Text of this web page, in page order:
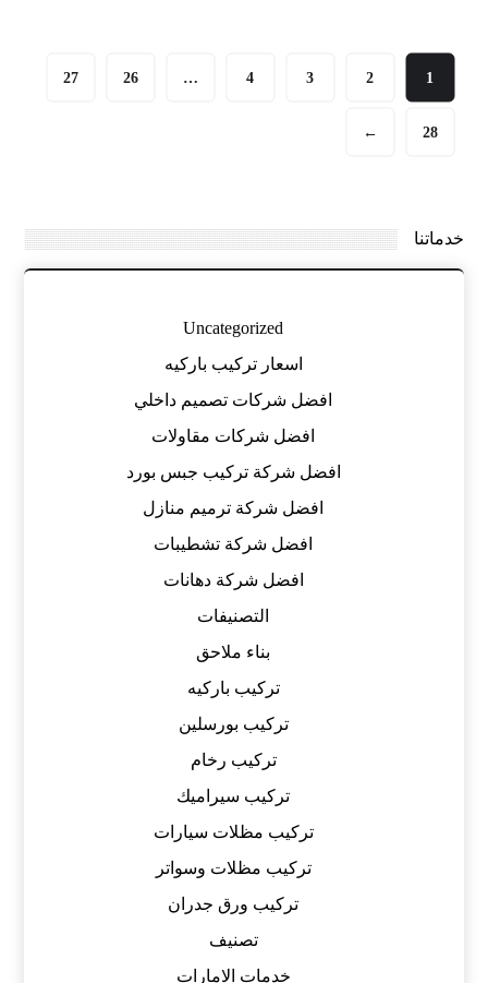
1
2
3
4
26
27
28
←
خدماتنا
Uncategorized
اسعار تركيب باركيه
افضل شركات تصميم داخلي
افضل شركات مقاولات
افضل شركة تركيب جبس بورد
افضل شركة ترميم منازل
افضل شركة تشطيبات
افضل شركة دهانات
التصنيفات
بناء ملاحق
تركيب باركيه
تركيب بورسلين
تركيب رخام
تركيب سيراميك
تركيب مظلات سيارات
تركيب مظلات وسواتر
تركيب ورق جدران
تصنيف
خدمات الامارات